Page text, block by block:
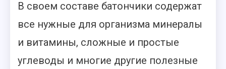
В своем составе батончики содержат
все нужные для организма минералы
и витамины, сложные и простые
углеводы и многие другие полезные